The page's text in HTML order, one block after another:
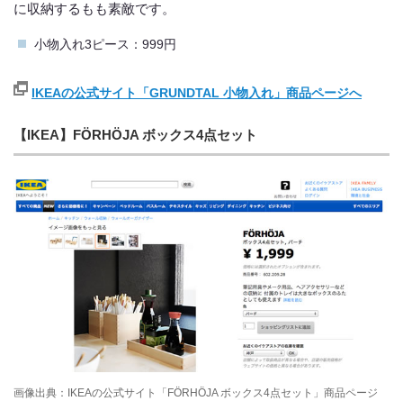
に収納するもも素敵です。
小物入れ3ピース：999円
IKEAの公式サイト「GRUNDTAL 小物入れ」商品ページへ
【IKEA】FÖRHÖJA ボックス4点セット
画像出典：IKEAの公式サイト「FÖRHÖJA ボックス4点セット」商品ページ